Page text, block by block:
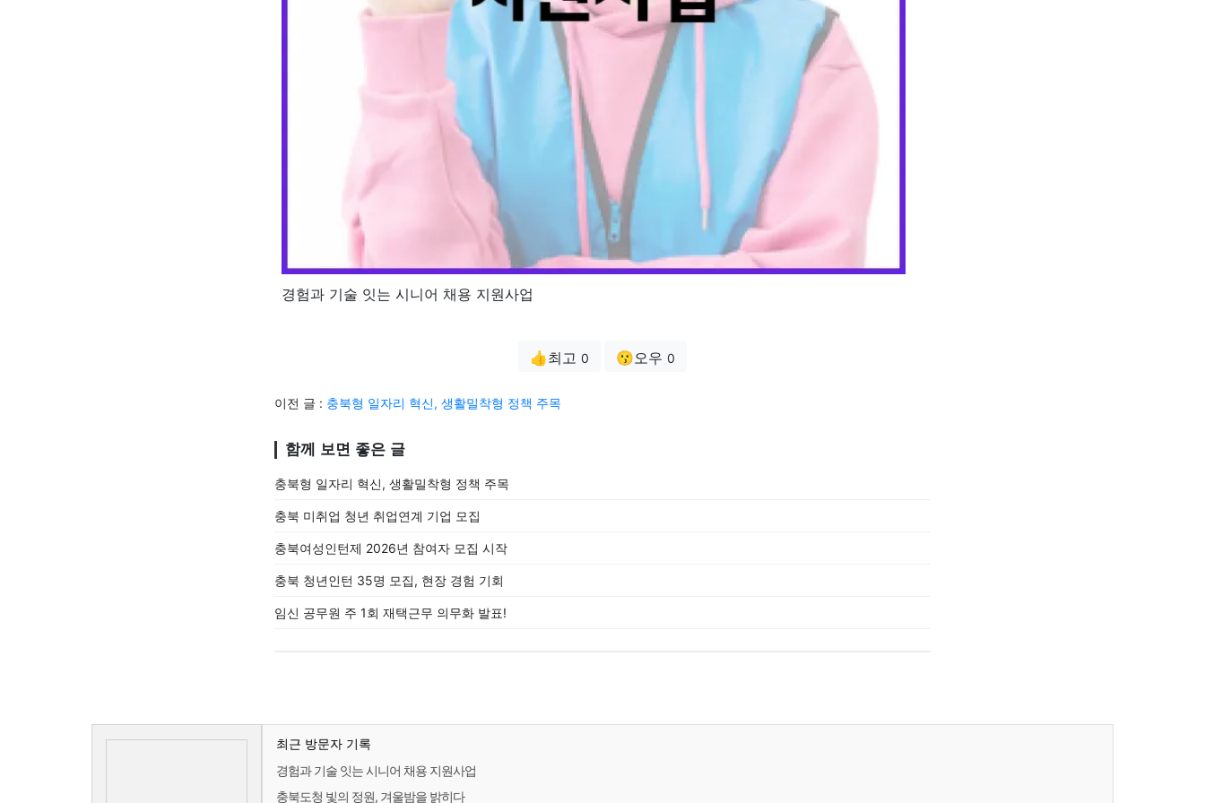
경험과 기술 잇는 시니어 채용 지원사업
👍최고 0 😗오우 0
이전 글 : 충북형 일자리 혁신, 생활밀착형 정책 주목
함께 보면 좋은 글
충북형 일자리 혁신, 생활밀착형 정책 주목
충북 미취업 청년 취업연계 기업 모집
충북여성인턴제 2026년 참여자 모집 시작
충북 청년인턴 35명 모집, 현장 경험 기회
임신 공무원 주 1회 재택근무 의무화 발표!
최근 방문자 기록
경험과 기술 잇는 시니어 채용 지원사업
충북도청 빛의 정원, 겨울밤을 밝히다